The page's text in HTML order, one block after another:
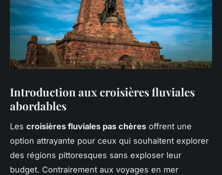
Introduction aux croisières fluviales
abordables
Les croisières fluviales pas chères offrent une
option attrayante pour ceux qui souhaitent explorer
des régions pittoresques sans exploser leur
budget. Contrairement aux voyages en mer